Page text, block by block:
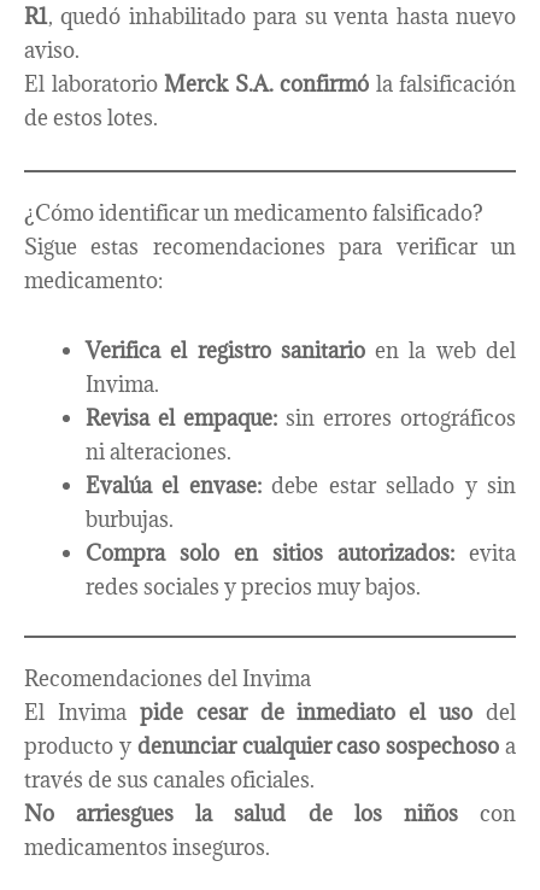
R1, quedó inhabilitado para su venta hasta nuevo
aviso.
El laboratorio Merck S.A. confirmó la falsificación
de estos lotes.
¿Cómo identificar un medicamento falsificado?
Sigue estas recomendaciones para verificar un
medicamento:
Verifica el registro sanitarioen la web del
Invima.
Revisa el empaque: sin errores ortográficos
ni alteraciones.
Evalúa el envase:debe estar sellado y sin
burbujas.
Compra solo en sitios autorizados: evita
redes sociales y precios muy bajos.
Recomendaciones del Invima
El Invima pide cesar de inmediato el uso del
producto y denunciar cualquier caso sospechoso a
través de sus canales oficiales.
No arriesgues la salud de los niñoscon
medicamentos inseguros.